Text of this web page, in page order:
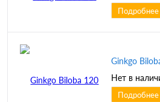
Подробнее
Ginkgo
Нет в
Подробнее